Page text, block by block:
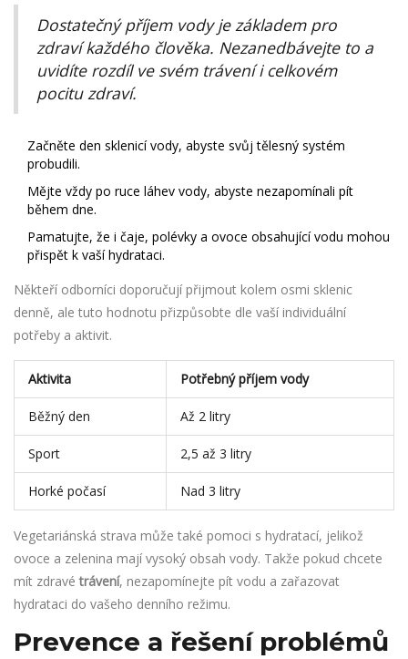
Dostatečný příjem vody je základem pro
zdraví každého člověka. Nezanedbávejte to a
uvidíte rozdíl ve svém trávení i celkovém
pocitu zdraví.
Začněte den sklenicí vody, abyste svůj tělesný systém
probudili.
Mějte vždy po ruce láhev vody, abyste nezapomínali pít
během dne.
Pamatujte, že i čaje, polévky a ovoce obsahující vodu mohou
přispět k vaší hydrataci.
Někteří odborníci doporučují přijmout kolem osmi sklenic
denně, ale tuto hodnotu přizpůsobte dle vaší individuální
potřeby a aktivit.
Aktivita Potřebný příjem vody
Běžný den Až 2 litry
Sport 2,5 až 3 litry
Horké počasí Nad 3 litry
Vegetariánská strava může také pomoci s hydratací, jelikož
ovoce a zelenina mají vysoký obsah vody. Takže pokud chcete
mít zdravétrávení, nezapomínejte pít vodu a zařazovat
hydrataci do vašeho denního režimu.
Prevence a řešení problémů